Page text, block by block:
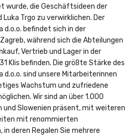
wurde, die Geschäftsideen der
Luka Trgo zu verwirklichen. Der
d.o.o. befindet sich in der
während sich die Abteilungen
Vertrieb und Lager in der
Klis befinden. Die größte Stärke des
sind unsere Mitarbeiterinnen
Wachstum und zufriedene
Wir sind an über 1.000
und Slowenien präsent, mit weiteren
mit renommierten
deren Regalen Sie mehrere